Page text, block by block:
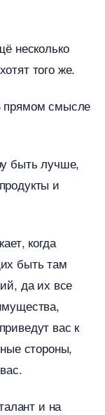
несколько
того же.
прямом смысле
быть лучше,
и
когда
быть там
да их все
вас к
стороны,
и на